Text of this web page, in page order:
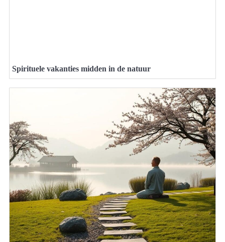
Spirituele vakanties midden in de natuur